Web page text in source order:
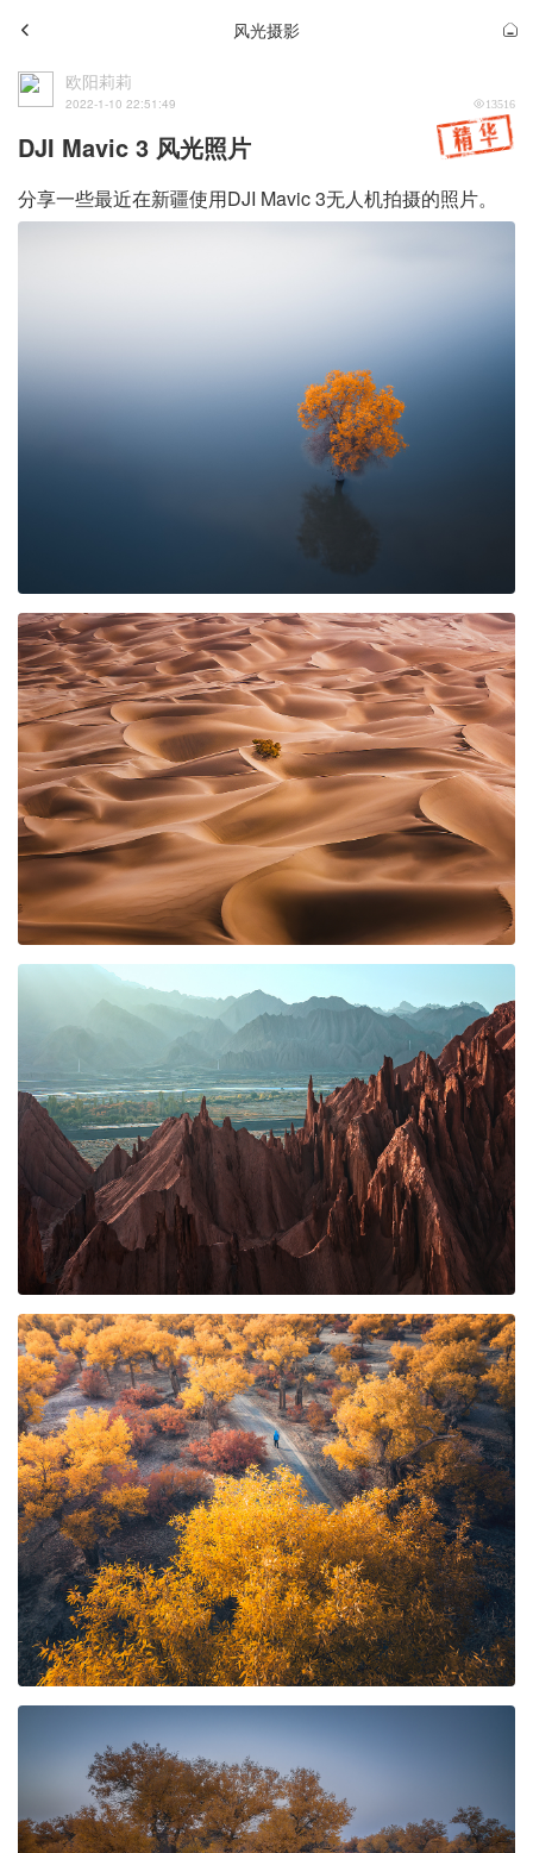
风光摄影
欧阳莉莉
2022-1-10 22:51:49 13516
DJI Mavic 3 风光照片
分享一些最近在新疆使用DJI Mavic 3无人机拍摄的照片。